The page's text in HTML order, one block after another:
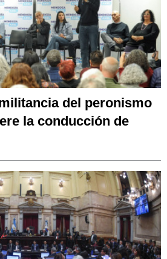
del peronismo
la conducción de